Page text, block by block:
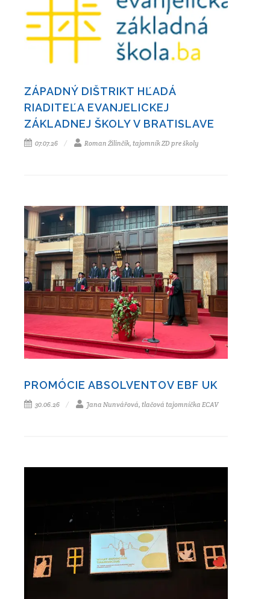
ZÁPADNÝ DIŠTRIKT HĽADÁ
RIADITEĽA EVANJELICKEJ
ZÁKLADNEJ ŠKOLY V BRATISLAVE
07.07.26 Roman Žilinčík, tajomník ZD pre školy
PROMÓCIE ABSOLVENTOV EBF UK
30.06.26 Jana Nunvářová, tlačová tajomníčka ECAV